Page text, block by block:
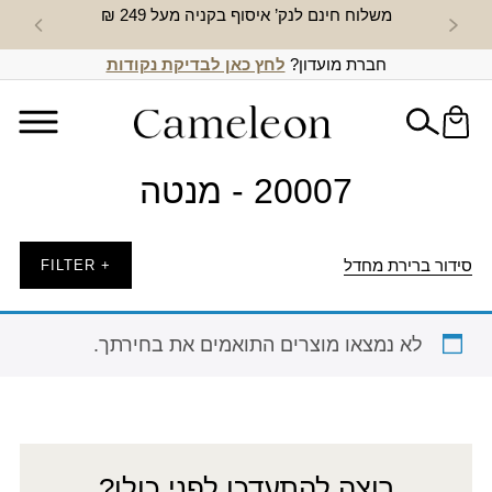
משלוח חינם לנק’ איסוף בקניה מעל 249 ₪ חדש
חברת מועדון? לחץ כאן לבדיקת נקודות
20007 - מנטה
סידור ברירת מחדל + FILTER
לא נמצאו מוצרים התואמים את בחירתך.